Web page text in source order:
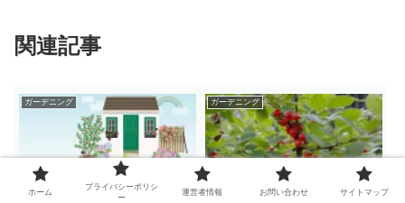
関連記事
ガーデニング ガーデニング
ホーム
プライバシーポリシ
ー
運営者情報 お問い合わせ サイトマップ